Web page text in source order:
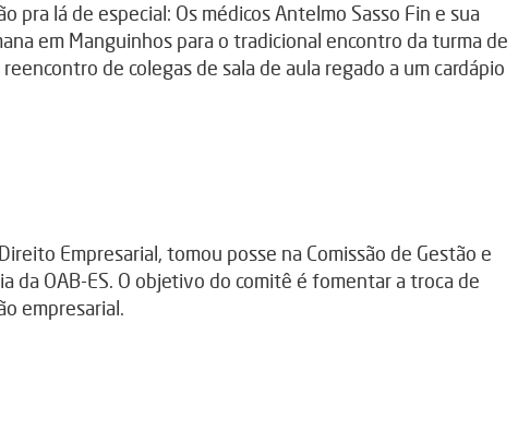
pra lá de especial: Os médicos Antelmo Sasso Fin e sua
em Manguinhos para o tradicional encontro da turma de
de colegas de sala de aula regado a um cardápio
Empresarial, tomou posse na Comissão de Gestão e
da OAB-ES. O objetivo do comitê é fomentar a troca de
empresarial.